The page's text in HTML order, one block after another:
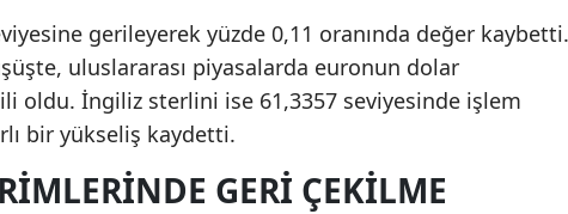
gerileyerek yüzde 0,11 oranında değer kaybetti.
uluslararası piyasalarda euronun dolar
oldu. İngiliz sterlini ise 61,3357 seviyesinde işlem
bir yükseliş kaydetti.
GERI ÇEKILME